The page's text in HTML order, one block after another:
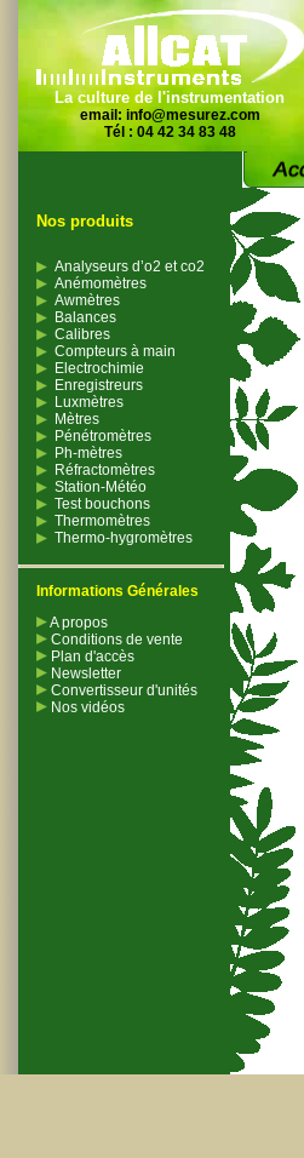
La culture de l'instrumentation
email: info@mesurez.com
Tél : 04 42 34 83 48
Nos produits
Analyseurs d’o2 et co2
Anémomètres
Awmètres
Balances
Calibres
Compteurs à main
Electrochimie
Enregistreurs
Luxmètres
Mètres
Pénétromètres
Ph-mètres
Réfractomètres
Station-Météo
Test bouchons
Thermomètres
Thermo-hygromètres
Informations Générales
A propos
Conditions de vente
Plan d'accès
Newsletter
Convertisseur d'unités
Nos vidéos